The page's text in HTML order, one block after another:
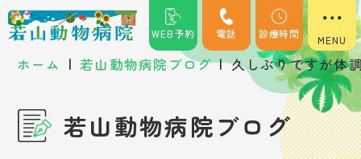
WEB予約 電話 診療時間
ホーム | 若山動物病院ブログ | 久しぶりですが体
若山動物病院ブログ